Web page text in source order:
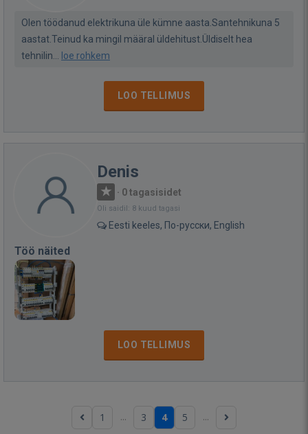
Olen töödanud elektrikuna üle kümne aasta.Santehnikuna 5
aastat.Teinud ka mingil määral üldehitust.Üldiselt hea
tehnilin...
loe rohkem
LOO TELLIMUS
Denis
· 0 tagasisidet
Oli saidil: 8 kuud tagasi
Eesti keeles, По-русски, English
Töö näited
LOO TELLIMUS
1 ... 3 4 5 ...